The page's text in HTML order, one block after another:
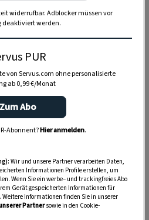
widerrufbar. Adblocker müssen vor
deaktiviert werden.
PUR
von Servus.com ohne personalisierte
ab 0,99 €/Monat
Zum Abo
Abonnent?Hier anmelden.
Wir und unsere Partner verarbeiten Daten,
Informationen Profile erstellen, um
Wenn Sie ein werbe– und trackingfreies Abo
Gerät gespeicherten Informationen für
Informationen finden Sie in unserer
Partnersowie in den Cookie-